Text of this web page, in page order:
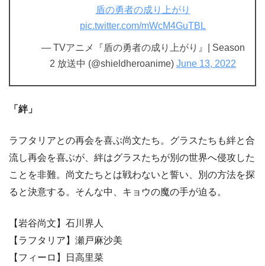
盾の勇者の成り上がり
pic.twitter.com/mWcM4GuTBL
— TVアニメ『盾の勇者の成り上がり』| Season
2 放送中 (@shieldheroanime) June 13, 2022
「絆」
ラフタリアとの再会を喜ぶ尚文たち。グラスたちも絆と合
流し再会を喜ぶが、絆はグラスたちが別の世界へ侵攻した
ことを非難。尚文たちとは戦わないと誓い、別の方法を探
ると決意する。そんな中、キョウの魔の手が迫る。
【岩谷尚文】石川界人
【ラフタリア】瀬戸麻沙美
【フィーロ】日高里菜